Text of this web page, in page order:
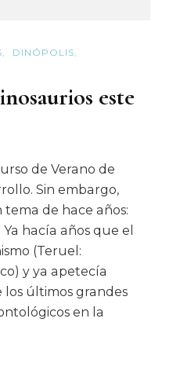
DINÓPOLIS
este
de Verano de
Sin embargo,
de hace años:
hacía años que el
(Teruel:
y ya apetecía
los últimos grandes
en la